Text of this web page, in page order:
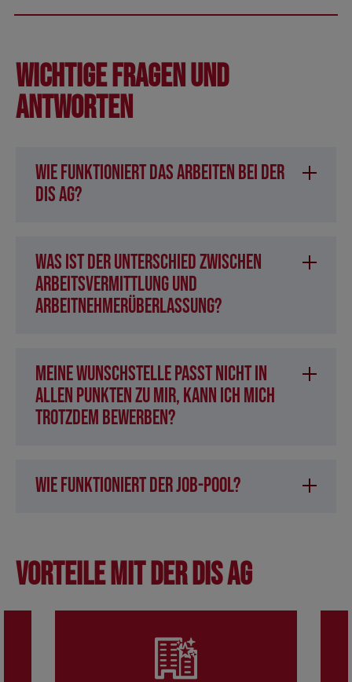
Wichtige Fragen und
Antworten
Wie funktioniert das Arbeiten bei der
DIS AG?
Was ist der Unterschied zwischen
Arbeitsvermittlung und
Arbeitnehmerüberlassung?
Meine Wunschstelle passt nicht in
allen Punkten zu mir, kann ich mich
trotzdem bewerben?
Wie funktioniert der Job-Pool?
Vorteile mit der DIS AG